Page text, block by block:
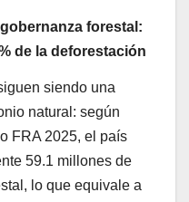
forestal:
de la deforestación
siendo una
natural: según
FRA 2025, el país
59.1 millones de
lo que equivale a